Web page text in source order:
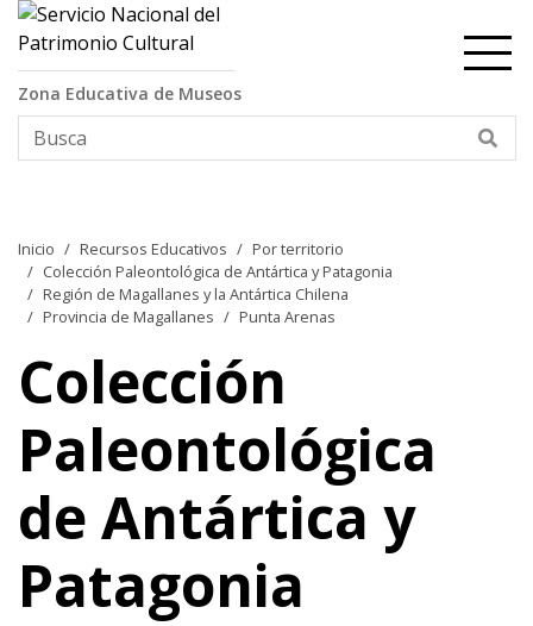
Contenido principal
Zona Educativa de Museos
Inicio Recursos Educativos
Por territorio
Colección Paleontológica de Antártica y Patagonia
Región de Magallanes y la Antártica Chilena
Provincia de Magallanes
Punta Arenas
Colección
Paleontológica
de Antártica y
Patagonia